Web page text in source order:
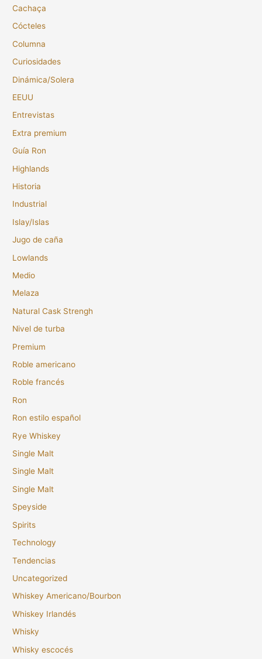
Cachaça
Cócteles
Columna
Curiosidades
Dinámica/Solera
EEUU
Entrevistas
Extra premium
Guía Ron
Highlands
Historia
Industrial
Islay/Islas
Jugo de caña
Lowlands
Medio
Melaza
Natural Cask Strengh
Nivel de turba
Premium
Roble americano
Roble francés
Ron
Ron estilo español
Rye Whiskey
Single Malt
Single Malt
Single Malt
Speyside
Spirits
Technology
Tendencias
Uncategorized
Whiskey Americano/Bourbon
Whiskey Irlandés
Whisky
Whisky escocés